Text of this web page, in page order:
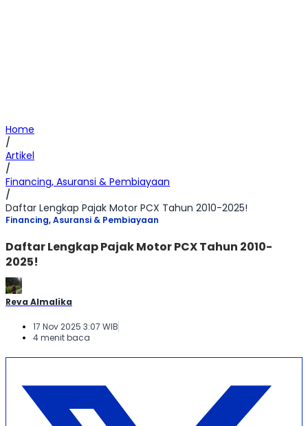
Home
/
Artikel
/
Financing, Asuransi & Pembiayaan
/
Daftar Lengkap Pajak Motor PCX Tahun 2010-2025!
Financing, Asuransi & Pembiayaan
Daftar Lengkap Pajak Motor PCX Tahun 2010-
2025!
Reva Almalika
17 Nov 2025 3:07 WIB
4 menit baca